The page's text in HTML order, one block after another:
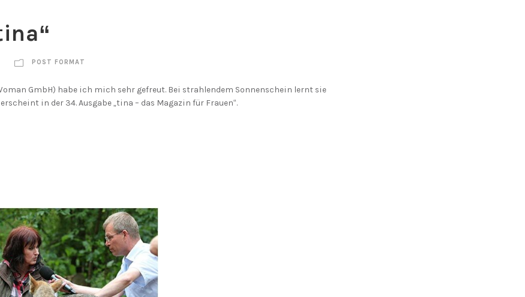
POST FORMAT
GmbH) habe ich mich sehr gefreut. Bei strahlendem Sonnenschein lernt sie
in der 34. Ausgabe „tina – das Magazin für Frauen“.